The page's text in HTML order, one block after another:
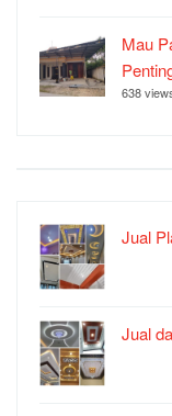
Mau
638
Jual
Jual